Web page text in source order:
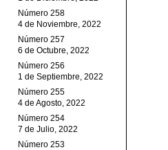
Número 258
4 de Noviembre, 2022
Número 257
6 de Octubre, 2022
Número 256
1 de Septiembre, 2022
Número 255
4 de Agosto, 2022
Número 254
7 de Julio, 2022
Número 253